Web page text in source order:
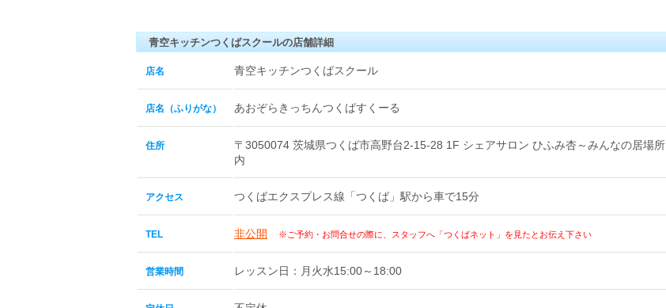
青空キッチンつくばスクールの店舗詳細
店名 青空キッチンつくばスクール
店名（ふりがな） あおぞらきっちんつくばすくーる
住所
〒3050074 茨城県つくば市高野台2-15-28 1F シェアサロン ひふみ杏～みんなの居場所
内
アクセス つくばエクスプレス線「つくば」駅から車で15分
TEL 非公開 ※ご予約・お問合せの際に、スタッフへ「つくばネット」を見たとお伝え下さい
営業時間 レッスン日：月火水15:00～18:00